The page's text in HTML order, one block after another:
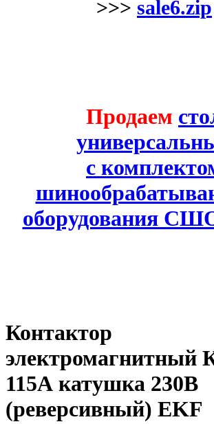
>>> sale6.zip
Продаем
с
оборудования
Контактор
электромагнитный
115А катушка 230В
(реверсивный) EKF